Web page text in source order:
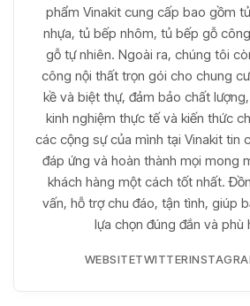
phẩm Vinakit cung cấp bao gồm
nhựa, tủ bếp nhôm, tủ bếp gỗ
gỗ tự nhiên. Ngoài ra, chúng tôi
công nội thất trọn gói cho chung
kề và biệt thự, đảm bảo chất
kinh nghiệm thực tế và kiến thức
các cộng sự của mình tại Vinakit tin
đáp ứng và hoàn thành mọi mong
khách hàng một cách tốt nhất.
vấn, hỗ trợ chu đáo, tận tình, giúp
lựa chọn đúng đắn và phù
WEBSITETWITTER